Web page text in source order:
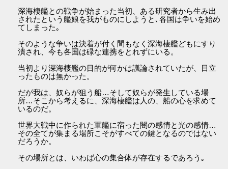
深海棲艦との戦争が始まった当初、ある研究者から生み出
されたという艦娘を我がものにしようと､各国は争いを始め
てしまった｡
そのような争いは決着が付く間もなく深海棲艦どもにすり
潰され、今も各国は碌な連携をとれずにいる。
当初より深海棲艦の目的が何かは議論されていたが、目立
ったものは無かった。
だが我は、奴らが狙う船…そして奴らが発生している場
所…そこから考えるに、深海棲艦は人の、船の心を求めて
いるのだ。
世界大戦中に作られた軍艦に宿った闇の感情と光の感情…
その全てが集まる場所こそがすべての鍵となるのではない
だろうか。
その場所とは、いわば心の集合体が存在するであろう｡